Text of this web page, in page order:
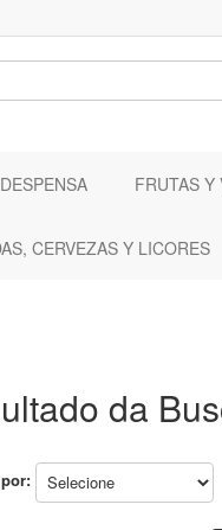
FRUTAS Y
CERVEZAS Y LICORES
da